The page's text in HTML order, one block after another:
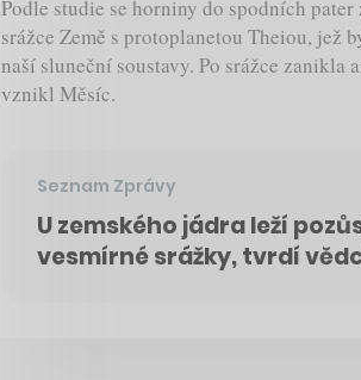
Podle studie se horniny do spodních
srážce Země s protoplanetou Theiou, jež
naší sluneční soustavy. Po srážce zanikla
vznikl Měsíc.
Seznam Zprávy
U zemského jádra leží
vesmírné srážky, tvrdí